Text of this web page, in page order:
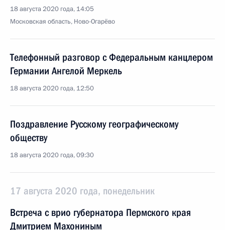
18 августа 2020 года, 14:05
Московская область, Ново-Огарёво
Телефонный разговор с Федеральным канцлером
Германии Ангелой Меркель
18 августа 2020 года, 12:50
Поздравление Русскому географическому
обществу
18 августа 2020 года, 09:30
17 августа 2020 года, понедельник
Встреча с врио губернатора Пермского края
Дмитрием Махониным